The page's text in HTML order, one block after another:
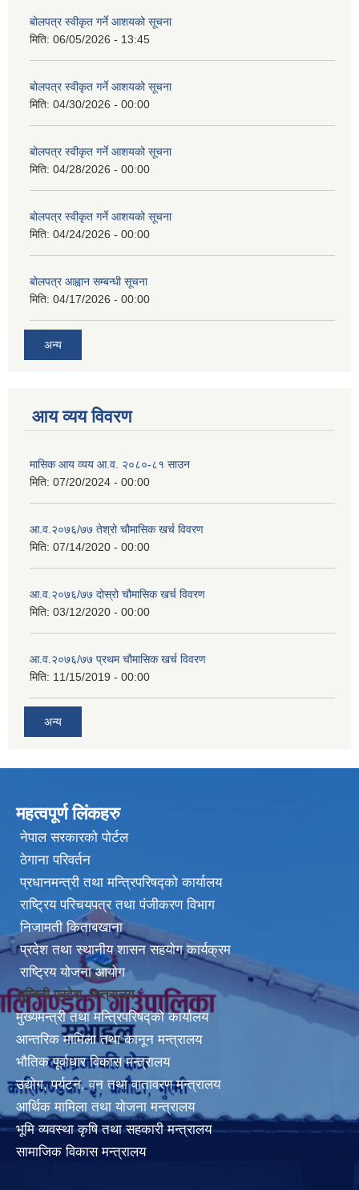
बोलपत्र स्वीकृत गर्ने आशयको सूचना
मिति: 06/05/2026 - 13:45
बोलपत्र स्वीकृत गर्ने आशयको सूचना
मिति: 04/30/2026 - 00:00
बोलपत्र स्वीकृत गर्ने आशयको सूचना
मिति: 04/28/2026 - 00:00
बोलपत्र स्वीकृत गर्ने आशयको सूचना
मिति: 04/24/2026 - 00:00
बोलपत्र आह्वान सम्बन्धी सूचना
मिति: 04/17/2026 - 00:00
अन्य
आय व्यय विवरण
मासिक आय व्यय आ.व. २०८०-८१ साउन
मिति: 07/20/2024 - 00:00
आ.व.२०७६/७७ तेश्रो चौमासिक खर्च विवरण
मिति: 07/14/2020 - 00:00
आ.व.२०७६/७७ दोस्रो चौमासिक खर्च विवरण
मिति: 03/12/2020 - 00:00
आ.व.२०७६/७७ प्रथम चौमासिक खर्च विवरण
मिति: 11/15/2019 - 00:00
अन्य
महत्वपूर्ण लिंकहरु
नेपाल सरकारको पोर्टल
ठेगाना परिवर्तन
प्रधानमन्त्री तथा मन्त्रिपरिषद्को कार्यालय
राष्ट्रिय परिचयपत्र तथा पंजीकरण विभाग
निजामती किताबखाना
प्रदेश तथा स्थानीय शासन सहयोग कार्यक्रम
राष्ट्रिय योजना आयोग
लुम्बिनी प्रदेश मन्त्रालय
मुख्यमन्त्री तथा मन्त्रिपरिषद्को कार्यालय
आन्तरिक मामिला तथा कानून मन्त्रालय
भौतिक पूर्वाधार विकास मन्त्रालय
उद्योग, पर्यटन, वन तथा वातावरण मन्त्रालय
आर्थिक मामिला तथा योजना मन्त्रालय
भूमि व्यवस्था कृषि तथा सहकारी मन्त्रालय
सामाजिक विकास मन्त्रालय